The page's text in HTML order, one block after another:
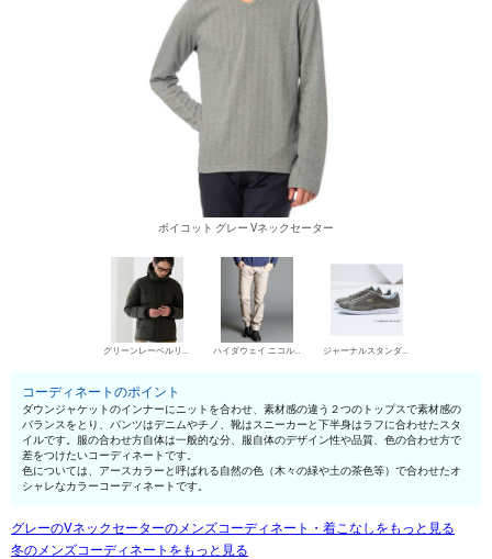
ボイコット グレー Vネックセーター
グリーンレーベルリラクシング ダウンジャケット ハイダウェイ ニコル デニムパンツ・ジーンズ ジャーナルスタンダード ローカットスニーカー
コーディネートのポイント
ダウンジャケットのインナーにニットを合わせ、素材感の違う２つのトップスで素材感の
バランスをとり、パンツはデニムやチノ、靴はスニーカーと下半身はラフに合わせたスタ
イルです。服の合わせ方自体は一般的な分、服自体のデザイン性や品質、色の合わせ方で
差をつけたいコーディネートです。
色については、アースカラーと呼ばれる自然の色（木々の緑や土の茶色等）で合わせたオ
シャレなカラーコーディネートです。
グレーのVネックセーターのメンズコーディネート・着こなしをもっと見る
冬のメンズコーディネートをもっと見る